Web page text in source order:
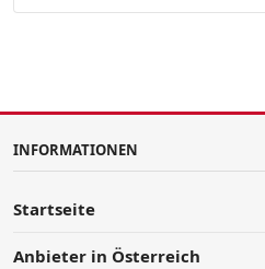
INFORMATIONEN
Startseite
Anbieter in Österreich